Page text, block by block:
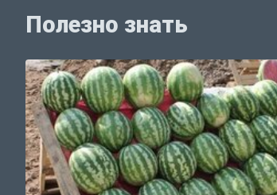
Полезно знать